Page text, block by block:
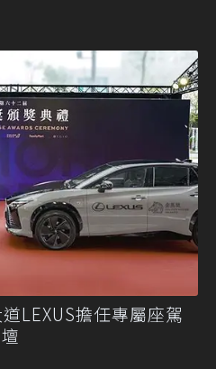
LEXUS擔任專屬座駕